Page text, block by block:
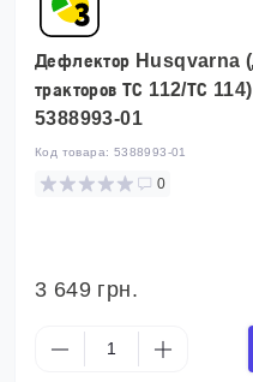
Дефлектор Husqvarna
тракторов ТС 112/ТС 114)
5388993-01
Код товара: 5388993-01
0
3 649 грн.